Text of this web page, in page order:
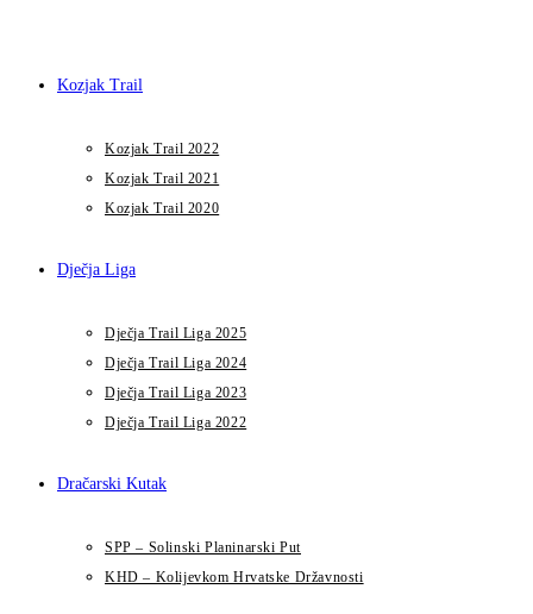
Kozjak Trail
Kozjak Trail 2022
Kozjak Trail 2021
Kozjak Trail 2020
Dječja Liga
Dječja Trail Liga 2025
Dječja Trail Liga 2024
Dječja Trail Liga 2023
Dječja Trail Liga 2022
Dračarski Kutak
SPP – Solinski Planinarski Put
KHD – Kolijevkom Hrvatske Državnosti